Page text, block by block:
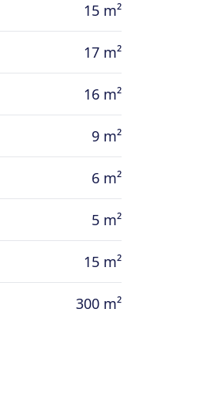
15 m²
17 m²
16 m²
9 m²
6 m²
5 m²
15 m²
300 m²